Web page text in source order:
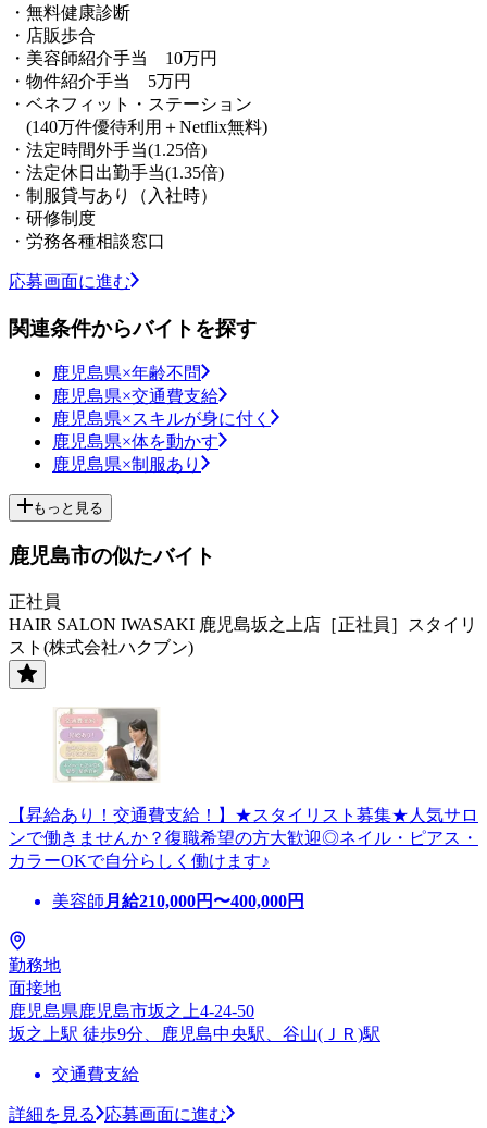
・無料健康診断
・店販歩合
・美容師紹介手当 10万円
・物件紹介手当 5万円
・ベネフィット・ステーション
(140万件優待利用＋Netflix無料)
・法定時間外手当(1.25倍)
・法定休日出勤手当(1.35倍)
・制服貸与あり（入社時）
・研修制度
・労務各種相談窓口
応募画面に進む
関連条件からバイトを探す
鹿児島県×年齢不問
鹿児島県×交通費支給
鹿児島県×スキルが身に付く
鹿児島県×体を動かす
鹿児島県×制服あり
もっと見る
鹿児島市の似たバイト
正社員
HAIR SALON IWASAKI 鹿児島坂之上店［正社員］スタイリ
スト(株式会社ハクブン)
【昇給あり！交通費支給！】★スタイリスト募集★人気サロ
ンで働きませんか？復職希望の方大歓迎◎ネイル・ピアス・
カラーOKで自分らしく働けます♪
美容師 月給210,000円〜400,000円
勤務地
面接地
鹿児島県鹿児島市坂之上4-24-50
坂之上駅 徒歩9分、鹿児島中央駅、谷山(ＪＲ)駅
交通費支給
詳細を見る
応募画面に進む